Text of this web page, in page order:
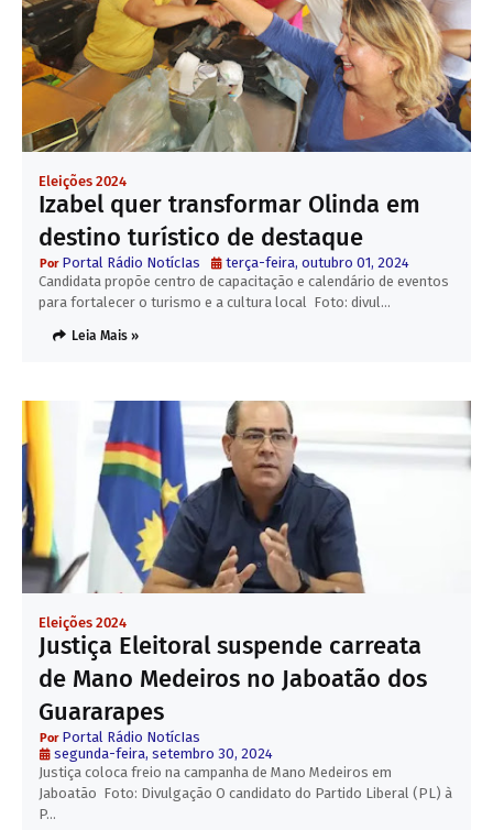
Eleições 2024
Izabel quer transformar Olinda em
destino turístico de destaque
Portal Rádio NotícIas
terça-feira, outubro 01, 2024
Candidata propõe centro de capacitação e calendário de eventos
para fortalecer o turismo e a cultura local Foto: divul…
Leia Mais »
Eleições 2024
Justiça Eleitoral suspende carreata
de Mano Medeiros no Jaboatão dos
Guararapes
Portal Rádio NotícIas
segunda-feira, setembro 30, 2024
Justiça coloca freio na campanha de Mano Medeiros em
Jaboatão Foto: Divulgação O candidato do Partido Liberal (PL) à
P…